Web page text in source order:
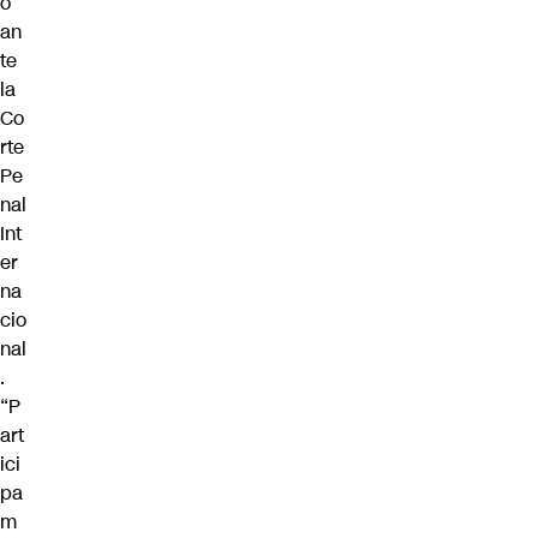
an
te
la
Co
rte
Pe
nal
Int
er
na
cio
nal
.
“P
art
ici
pa
m